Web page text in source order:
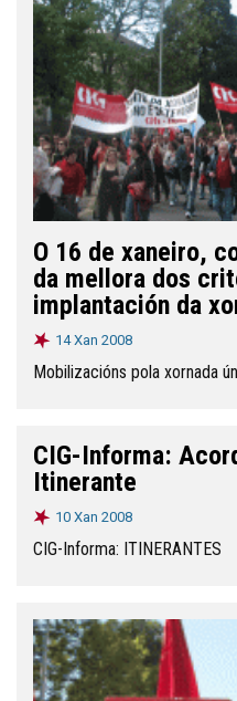
O 16 de xaneiro,
da mellora dos
implantación da
14 Xan 2008
Mobilizacións pola xornada
CIG-Informa:
Itinerante
10 Xan 2008
CIG-Informa: ITINERANTES